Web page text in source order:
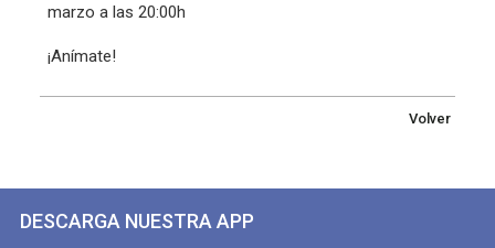
marzo a las 20:00h
¡Anímate!
Volver
DESCARGA NUESTRA APP